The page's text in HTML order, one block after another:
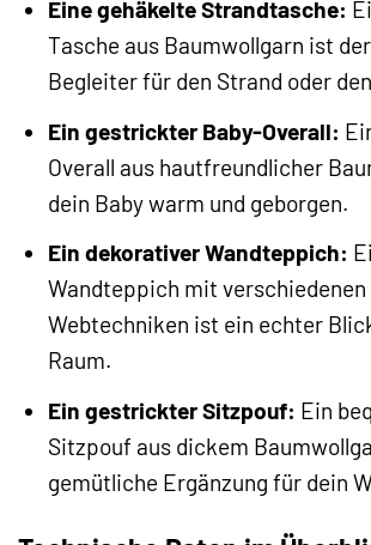
Eine gehäkelte Strandtasche:
Tasche aus Baumwollgarn ist
Begleiter für den Strand oder
Ein gestrickter Baby-Overall:
Overall aus hautfreundlicher
dein Baby warm und geborgen.
Ein dekorativer Wandteppich:
Wandteppich mit
Webtechniken ist ein echter
Raum.
Ein gestrickter Sitzpouf: Ein
Sitzpouf aus dickem
gemütliche Ergänzung für dein